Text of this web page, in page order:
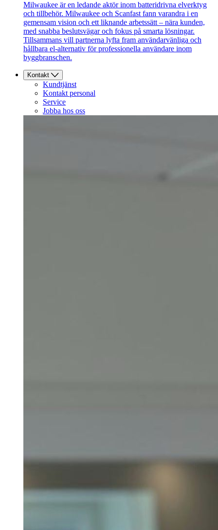
Milwaukee är en ledande aktör inom batteridrivna elverktyg
och tillbehör. Milwaukee och Scanfast fann varandra i en
gemensam vision och ett liknande arbetssätt – nära kunden,
med snabba beslutsvägar och fokus på smarta lösningar.
Tillsammans vill partnerna lyfta fram användarvänliga och
hållbara el-alternativ för professionella användare inom
byggbranschen.
Kontakt
Kundtjänst
Kontakt personal
Service
Jobba hos oss